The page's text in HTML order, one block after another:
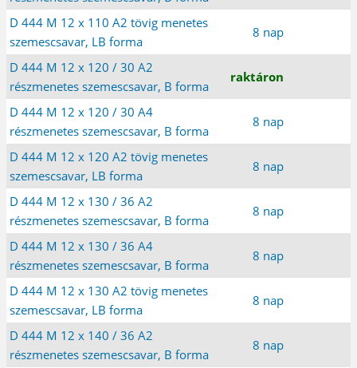
D 444 M 12 x 110 A2 tövig menetes
szemescsavar, LB forma
8 nap
D 444 M 12 x 120 / 30 A2
részmenetes szemescsavar, B forma
raktáron
D 444 M 12 x 120 / 30 A4
részmenetes szemescsavar, B forma
8 nap
D 444 M 12 x 120 A2 tövig menetes
szemescsavar, LB forma
8 nap
D 444 M 12 x 130 / 36 A2
részmenetes szemescsavar, B forma
8 nap
D 444 M 12 x 130 / 36 A4
részmenetes szemescsavar, B forma
8 nap
D 444 M 12 x 130 A2 tövig menetes
szemescsavar, LB forma
8 nap
D 444 M 12 x 140 / 36 A2
részmenetes szemescsavar, B forma
8 nap